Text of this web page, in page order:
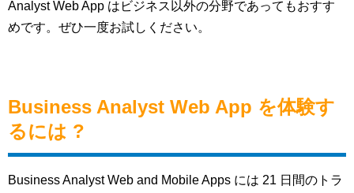
Analyst Web App はビジネス以外の分野であってもおすす
めです。ぜひ一度お試しください。
Business Analyst Web App を体験す
るには ?
Business Analyst Web and Mobile Apps には 21 日間のトラ